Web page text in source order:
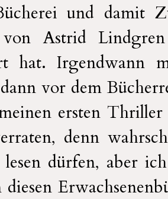
und damit
von Astrid
hat. Irgendwann
vor dem
ersten Thriller
denn
dürfen, aber